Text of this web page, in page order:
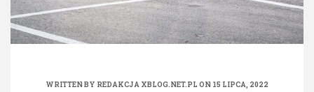
WRITTEN BY REDAKCJA XBLOG.NET.PL ON 15 LIPCA, 2022